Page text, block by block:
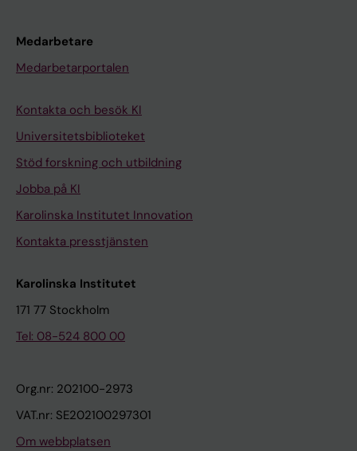
Medarbetare
Medarbetarportalen
Kontakta och besök KI
Universitetsbiblioteket
Stöd forskning och utbildning
Jobba på KI
Karolinska Institutet Innovation
Kontakta presstjänsten
Karolinska Institutet
171 77 Stockholm
Tel: 08-524 800 00
Org.nr: 202100-2973
VAT.nr: SE202100297301
Om webbplatsen